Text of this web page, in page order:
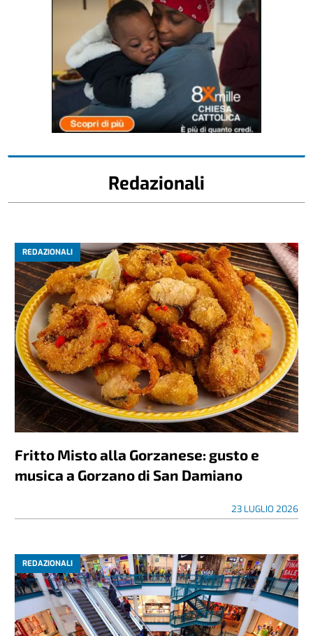
Redazionali
REDAZIONALI
Fritto Misto alla Gorzanese: gusto e
musica a Gorzano di San Damiano
23 LUGLIO 2026
REDAZIONALI